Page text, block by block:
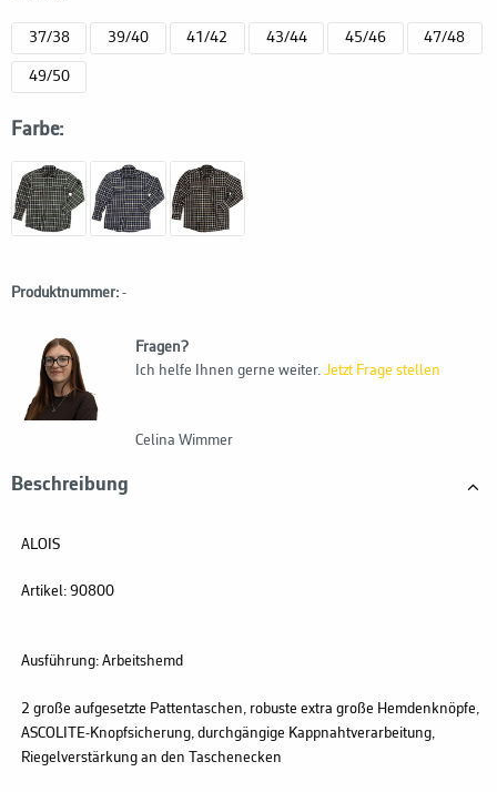
37/38 39/40 41/42 43/44 45/46 47/48
49/50
Farbe:
Produktnummer: -
Fragen?
Ich helfe Ihnen gerne weiter. Jetzt Frage stellen
Celina Wimmer
Beschreibung
ALOIS
Artikel: 90800
Ausführung: Arbeitshemd
2 große aufgesetzte Pattentaschen, robuste extra große Hemdenknöpfe,
ASCOLITE-Knopfsicherung, durchgängige Kappnahtverarbeitung,
Riegelverstärkung an den Taschenecken